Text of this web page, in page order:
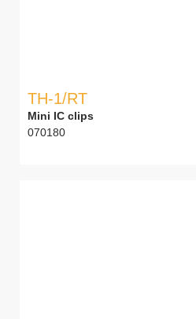
TH-1/RT
Mini IC clips
070180